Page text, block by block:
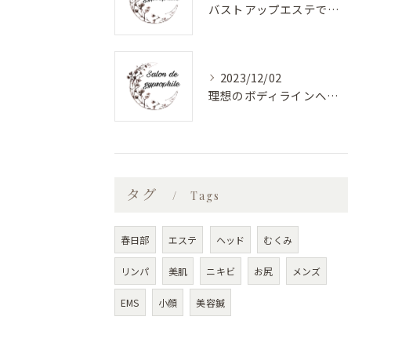
バストアップエステで美しく健康的なバストに！最新バストケアサロン特集
2023/12/02
理想のボディラインへ！安心のバストアップエステ
タグ Tags
春日部 エステ ヘッド むくみ
リンパ 美肌 ニキビ お尻 メンズ
EMS 小顔 美容鍼